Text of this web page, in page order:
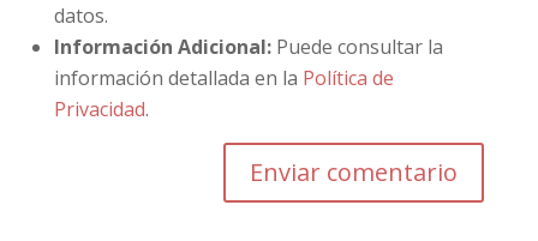
datos.
Información Adicional:Puede consultar la
información detallada en la Política de
Privacidad.